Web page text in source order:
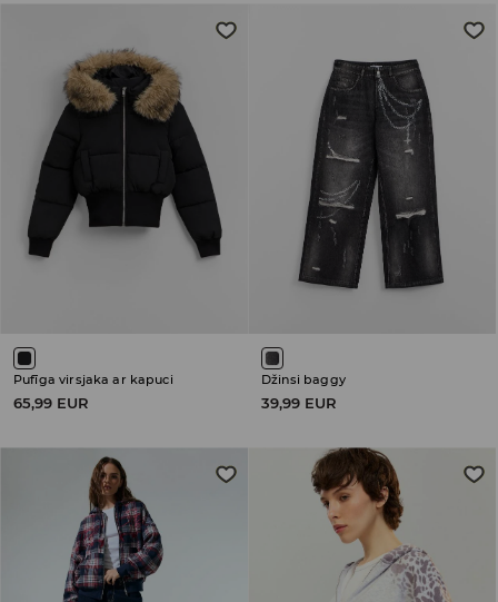
Pufīga virsjaka ar kapuci
65,99 EUR
Džinsi baggy
39,99 EUR